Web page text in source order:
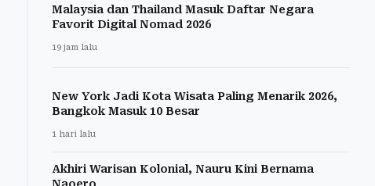
Malaysia dan Thailand Masuk Daftar Negara
Favorit Digital Nomad 2026
19 jam lalu
New York Jadi Kota Wisata Paling Menarik 2026,
Bangkok Masuk 10 Besar
1 hari lalu
Akhiri Warisan Kolonial, Nauru Kini Bernama